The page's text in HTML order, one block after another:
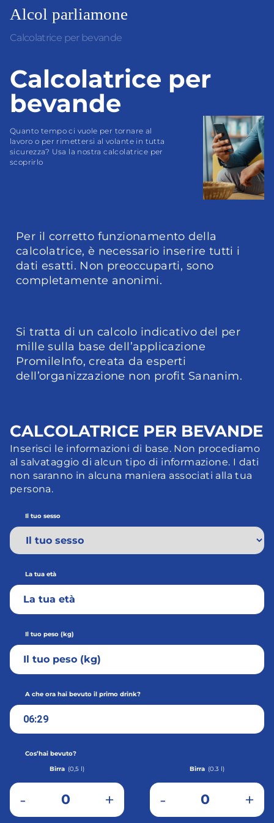
Calcolatrice per bevande
Calcolatrice per
bevande
Quanto tempo ci vuole per tornare al
lavoro o per rimettersi al volante in tutta
sicurezza? Usa la nostra calcolatrice per
scoprirlo
Per il corretto funzionamento della
calcolatrice, è necessario inserire tutti i
dati esatti. Non preoccuparti, sono
completamente anonimi.
Si tratta di un calcolo indicativo del per
mille sulla base dell’applicazione
PromileInfo, creata da esperti
dell’organizzazione non profit Sananim.
CALCOLATRICE PER BEVANDE
Inserisci le informazioni di base. Non procediamo
al salvataggio di alcun tipo di informazione. I dati
non saranno in alcuna maniera associati alla tua
persona.
Il tuo sesso
La tua età
Il tuo peso (kg)
A che ora hai bevuto il primo drink?
Cos’hai bevuto?
Birra (0,5 l)
- 0 +
Birra (0.3 l)
- 0 +